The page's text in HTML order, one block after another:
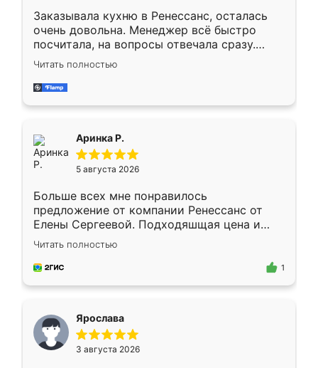
Заказывала кухню в Ренессанс, осталась
очень довольна. Менеджер всё быстро
посчитала, на вопросы отвечала сразу.
Замерщик приехал в субботу, подошёл к
делу со всей ответственностью. Собрали
за день, ребята работали аккуратно, даже
Читать полностью
Аринка Р.
5 августа 2026
Больше всех мне понравилось
предложение от компании Ренессанс от
Елены Сергеевой. Подходяшщая цена и
короткие сроки изготовления. Приехавший
для замера сотрудник Владислав
предложил по моему эскизу самый
Читать полностью
1
Ярослава
3 августа 2026